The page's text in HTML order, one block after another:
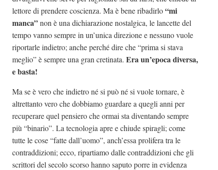
lettore di prendere coscienza. Ma è bene ribadirlo“mi
manca”non è una dichiarazione nostalgica, le lancette del
tempo vanno sempre in un’unica direzione e nessuno vuole
riportarle indietro; anche perché dire che “prima si stava
meglio” è sempre una gran cretinata. Era un’epoca diversa,
e basta!
Ma se è vero che indietro né si può né si vuole tornare, è
altrettanto vero che dobbiamo guardare a quegli anni per
recuperare quel pensiero che ormai sta diventando sempre
più “binario”. La tecnologia apre e chiude spiragli; come
tutte le cose “fatte dall’uomo”, anch’essa prolifera tra le
contraddizioni; ecco, ripartiamo dalle contraddizioni che gli
scrittori del secolo scorso hanno saputo porre in evidenza